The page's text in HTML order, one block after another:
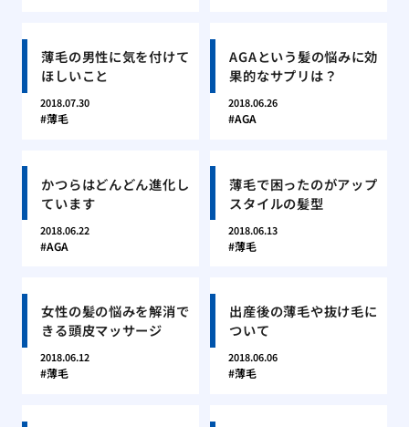
薄毛の男性に気を付けて
ほしいこと
2018.07.30
薄毛
AGAという髪の悩みに効
果的なサプリは？
2018.06.26
AGA
かつらはどんどん進化し
ています
2018.06.22
AGA
薄毛で困ったのがアップ
スタイルの髪型
2018.06.13
薄毛
女性の髪の悩みを解消で
きる頭皮マッサージ
2018.06.12
薄毛
出産後の薄毛や抜け毛に
ついて
2018.06.06
薄毛